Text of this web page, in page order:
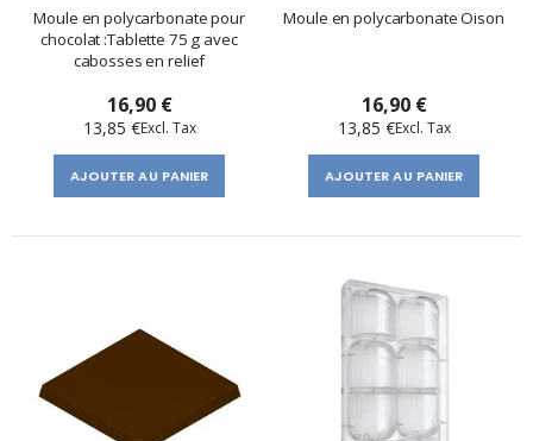
Moule en polycarbonate pour
chocolat :Tablette 75 g avec
cabosses en relief
16,90 €
13,85 €
AJOUTER AU PANIER
Moule en polycarbonate Oison
16,90 €
13,85 €
AJOUTER AU PANIER